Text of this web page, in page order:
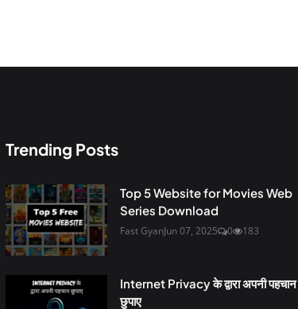
Trending Posts
Top 5 Website for Movies Web
Series Download
Fast GyanJun 07, 2025 0 183
Internet Privacy के द्वारा अपनी पहचान
छुपाए